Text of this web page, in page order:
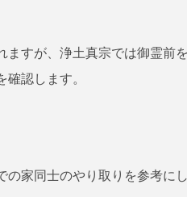
ますが、浄土真宗では御霊前
認します。
の家同士のやり取りを参考に